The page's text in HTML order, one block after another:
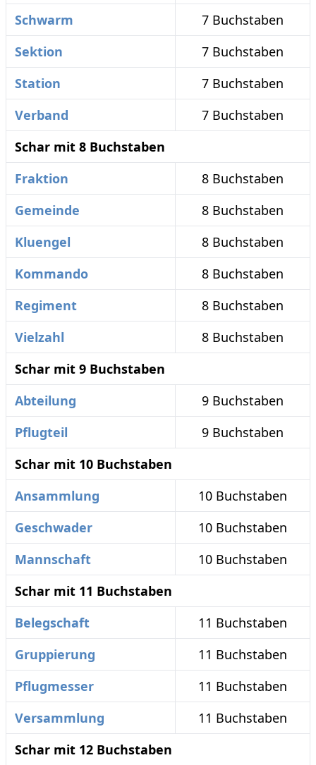
Schwarm
7 Buchstaben
Sektion
7 Buchstaben
Station
7 Buchstaben
Verband
7 Buchstaben
Schar mit 8 Buchstaben
Fraktion
8 Buchstaben
Gemeinde
8 Buchstaben
Kluengel
8 Buchstaben
Kommando
8 Buchstaben
Regiment
8 Buchstaben
Vielzahl
8 Buchstaben
Schar mit 9 Buchstaben
Abteilung
9 Buchstaben
Pflugteil
9 Buchstaben
Schar mit 10 Buchstaben
Ansammlung
10 Buchstaben
Geschwader
10 Buchstaben
Mannschaft
10 Buchstaben
Schar mit 11 Buchstaben
Belegschaft
11 Buchstaben
Gruppierung
11 Buchstaben
Pflugmesser
11 Buchstaben
Versammlung
11 Buchstaben
Schar mit 12 Buchstaben